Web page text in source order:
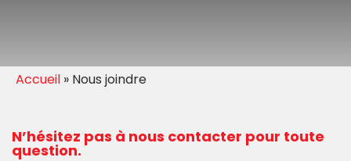
Accueil » Nous joindre
N’hésitez pas à nous contacter pour toute
question.